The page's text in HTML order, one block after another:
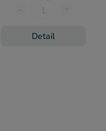
Detail